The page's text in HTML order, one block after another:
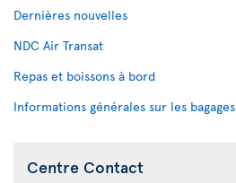
Dernières nouvelles
NDC Air Transat
Repas et boissons à bord
Informations générales sur les bagages
Centre Contact